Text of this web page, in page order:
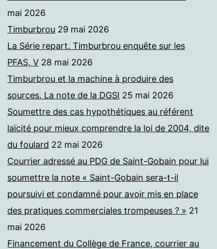
mai 2026
Timburbrou 29 mai 2026
La Série repart. Timburbrou enquête sur les
PFAS, V 28 mai 2026
Timburbrou et la machine à produire des
sources. La note de la DGSI 25 mai 2026
Soumettre des cas hypothétiques au référent
laïcité pour mieux comprendre la loi de 2004, dite
du foulard 22 mai 2026
Courrier adressé au PDG de Saint-Gobain pour lui
soumettre la note « Saint-Gobain sera-t-il
poursuivi et condamné pour avoir mis en place
des pratiques commerciales trompeuses ? » 21
mai 2026
Financement du Collège de France, courrier au